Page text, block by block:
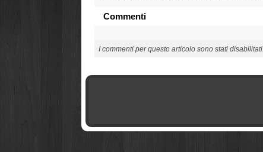
Commenti
I commenti per questo articolo sono stati disabilitati.